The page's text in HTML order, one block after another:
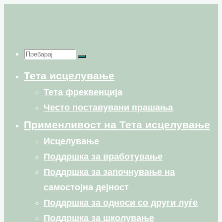
Пребарај
Пребарај
for:
Пребарај
Тета исцелување
Тета фреквенција
Често поставувани прашања
Применливост на Тета исцелување
Исцелување
Поддршка за вработување
Поддршка за започнување на
самостојна дејност
Поддршка за односи со други луѓе
Поддршка за школување